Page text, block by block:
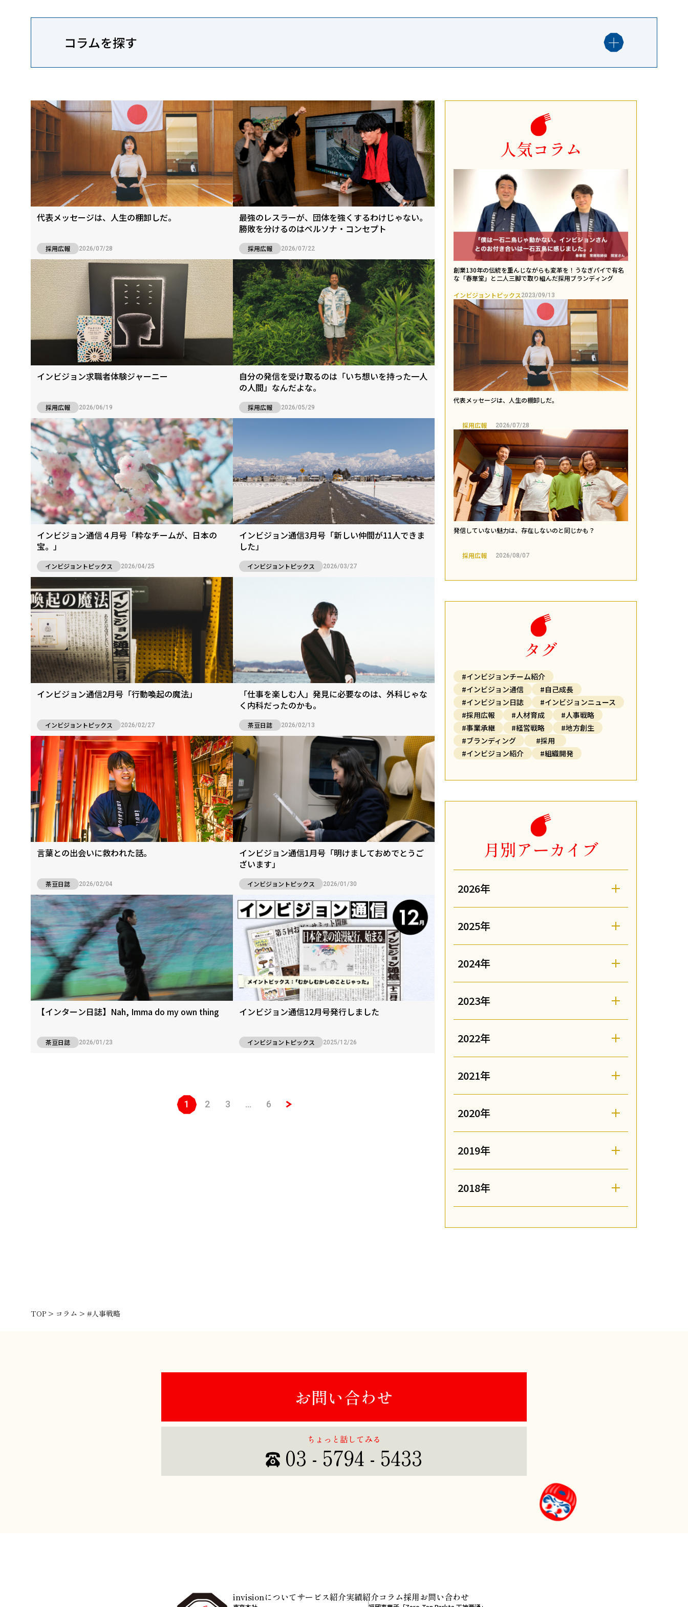
コラムを探す
代表メッセージは、人生の棚卸しだ。
採用広報 2026/07/28
最強のレスラーが、団体を強くするわけじゃない。
勝敗を分けるのはペルソナ・コンセプト
採用広報 2026/07/22
インビジョン求職者体験ジャーニー
採用広報 2026/06/19
自分の発信を受け取るのは「いち想いを持った一人
の人間」なんだよな。
採用広報 2026/05/29
インビジョン通信４月号「粋なチームが、日本の
宝。」
インビジョントピックス 2026/04/25
インビジョン通信3月号「新しい仲間が11人できま
した」
インビジョントピックス 2026/03/27
インビジョン通信2月号「行動喚起の魔法」
インビジョントピックス 2026/02/27
「仕事を楽しむ人」発見に必要なのは、外科じゃな
く内科だったのかも。
茶豆日誌 2026/02/13
言葉との出会いに救われた話。
茶豆日誌 2026/02/04
インビジョン通信1月号「明けましておめでとうご
ざいます」
インビジョントピックス 2026/01/30
【インターン日誌】Nah, Imma do my own thing
茶豆日誌 2026/01/23
インビジョン通信12月号発行しました
インビジョントピックス 2025/12/26
1 2 3 … 6
人気コラム
創業130年の伝統を重んじながらも変革を！うなぎパイで有名
な「春華堂」と二人三脚で取り組んだ採用ブランディング￼
インビジョントピックス 2023/09/13
代表メッセージは、人生の棚卸しだ。
採用広報 2026/07/28
発信していない魅力は、存在しないのと同じかも？
採用広報 2026/08/07
タグ
#インビジョンチーム紹介
#インビジョン通信
#自己成長
#インビジョン日誌
#インビジョンニュース
#採用広報
#人材育成
#人事戦略
#事業承継
#経営戦略
#地方創生
#ブランディング
#採用
#インビジョン紹介
#組織開発
月別アーカイブ
2026年
2025年
2024年
2023年
2022年
2021年
2020年
2019年
2018年
TOP > コラム > #人事戦略
お問い合わせ
ちょっと話してみる
03 - 5794 - 5433
invisionについてサービス紹介実績紹介コラム採用お問い合わせ